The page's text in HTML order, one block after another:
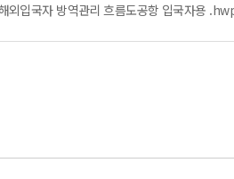
입국자 방역관리 흐름도공항 입국자용